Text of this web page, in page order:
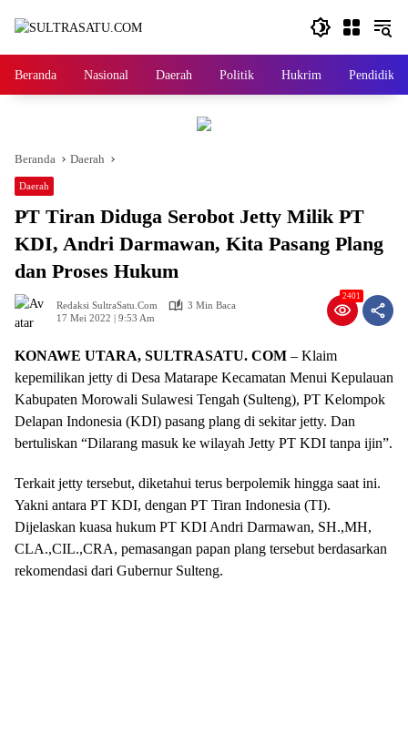
Beranda Nasional Daerah Politik Hukrim Pendidikan
Beranda Daerah
Daerah
PT Tiran Diduga Serobot Jetty Milik PT
KDI, Andri Darmawan, Kita Pasang Plang
dan Proses Hukum
Redaksi SultraSatu.Com
3 Min Baca
17 Mei 2022 | 9:53 Am
2401
KONAWE UTARA, SULTRASATU. COM – Klaim
kepemilikan jetty di Desa Matarape Kecamatan Menui Kepulauan
Kabupaten Morowali Sulawesi Tengah (Sulteng), PT Kelompok
Delapan Indonesia (KDI) pasang plang di sekitar jetty. Dan
bertuliskan “Dilarang masuk ke wilayah Jetty PT KDI tanpa ijin”.
Terkait jetty tersebut, diketahui terus berpolemik hingga saat ini.
Yakni antara PT KDI, dengan PT Tiran Indonesia (TI).
Dijelaskan kuasa hukum PT KDI Andri Darmawan, SH.,MH,
CLA.,CIL.,CRA, pemasangan papan plang tersebut berdasarkan
rekomendasi dari Gubernur Sulteng.